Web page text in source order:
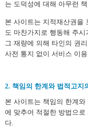
는 도덕성에 대해 아무런
본 사이트는 지적재산권을
도 마찬가지로 행동해 주
그 재량에 의해 타인의 권
사전 통지 없이 서비스 이
2. 책임의 한계와 법적고지
본 사이트는 책임의 한계와
에 맞추어 적절한 방법으로
다.